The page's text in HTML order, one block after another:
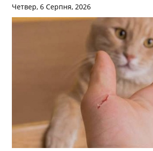
Четвер, 6 Серпня, 2026